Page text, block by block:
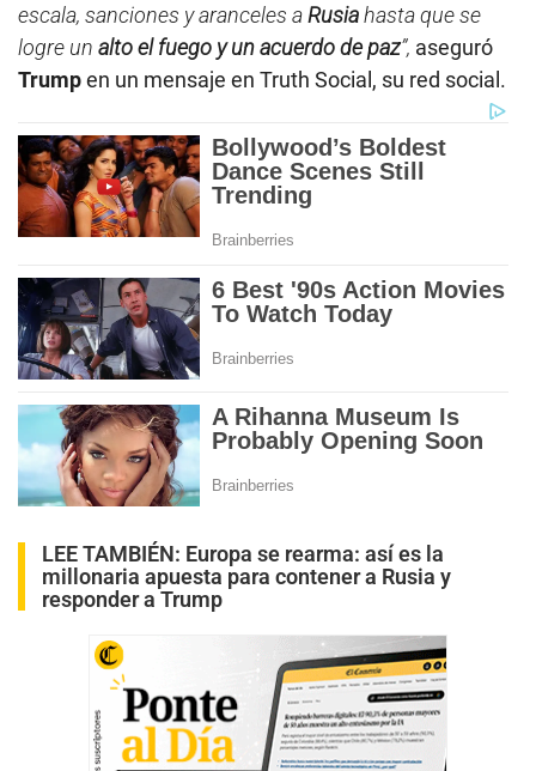
escala, sanciones y aranceles aRusiahasta que se
logre un alto el fuego y un acuerdo de paz”, aseguró
Trumpen un mensaje en Truth Social, su red social.
LEE TAMBIÉN: Europa se rearma: así es la
millonaria apuesta para contener a Rusia y
responder a Trump